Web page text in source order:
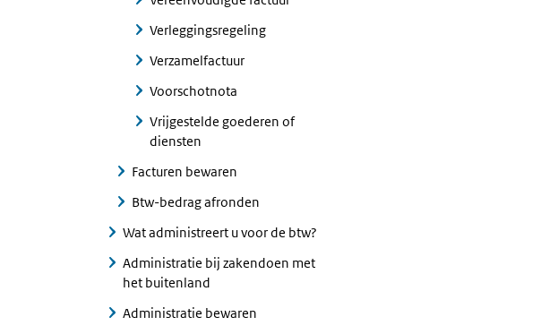
Verleggingsregeling
Verzamelfactuur
Voorschotnota
Vrijgestelde goederen of
diensten
Facturen bewaren
Btw-bedrag afronden
Wat administreert u voor de btw?
Administratie bij zakendoen met
het buitenland
Administratie bewaren